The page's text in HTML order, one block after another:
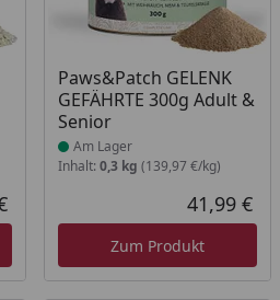
Aktueller Preis
Paws&Patch GELENK
GEFÄHRTE 300g Adult &
Senior
Produkt am Lager
Am Lager
Inhalt: 0,3 kg (139,97 €/kg)
41,99 €
Zum Produkt